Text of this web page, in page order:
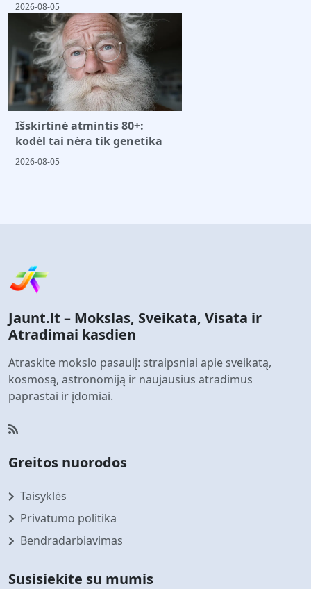
2026-08-05
Išskirtinė atmintis 80+:
kodėl tai nėra tik genetika
2026-08-05
Jaunt.lt – Mokslas, Sveikata, Visata ir
Atradimai kasdien
Atraskite mokslo pasaulį: straipsniai apie sveikatą,
kosmosą, astronomiją ir naujausius atradimus
paprastai ir įdomiai.
Greitos nuorodos
Taisyklės
Privatumo politika
Bendradarbiavimas
Susisiekite su mumis